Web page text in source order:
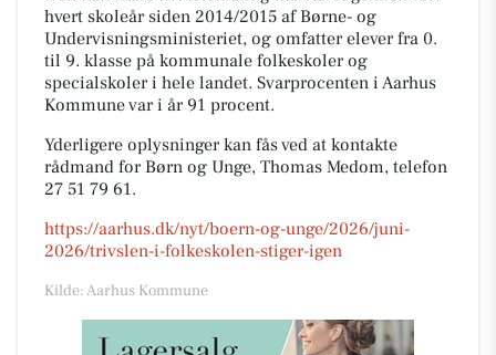
hvert skoleår siden 2014/2015 af Børne- og
Undervisningsministeriet, og omfatter elever fra 0.
til 9. klasse på kommunale folkeskoler og
specialskoler i hele landet. Svarprocenten i Aarhus
Kommune var i år 91 procent.
Yderligere oplysninger kan fås ved at kontakte
rådmand for Børn og Unge, Thomas Medom, telefon
27 51 79 61.
https://aarhus.dk/nyt/boern-og-unge/2026/juni-
2026/trivslen-i-folkeskolen-stiger-igen
Kilde: Aarhus Kommune